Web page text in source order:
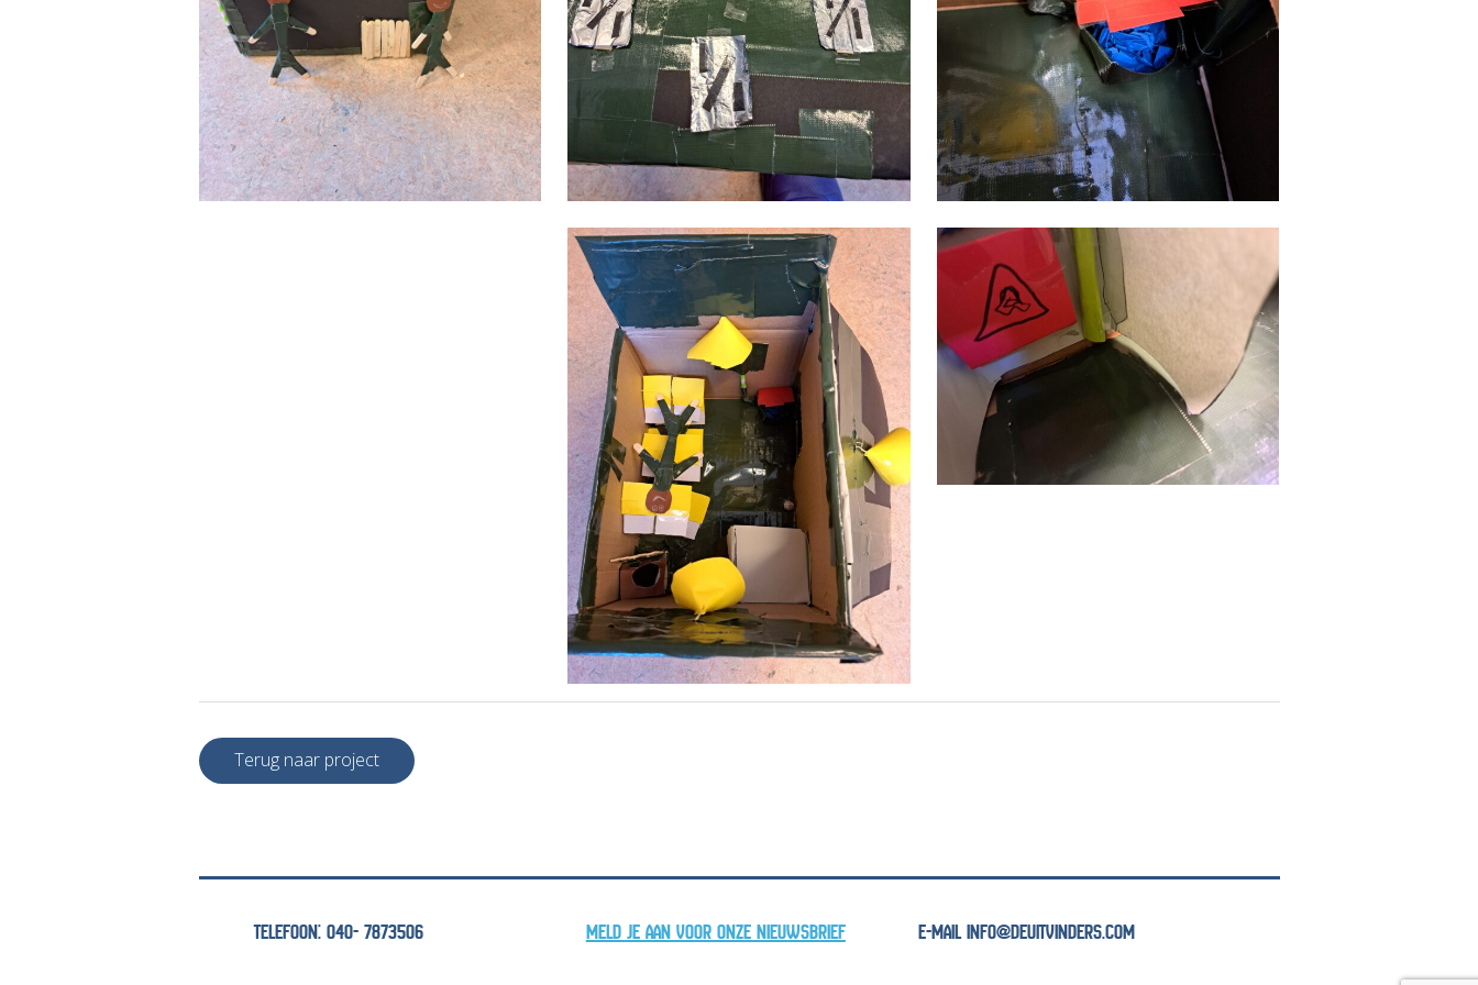
Terug naar project
TELEFOON: 040- 7873506 MELD JE AAN VOOR ONZE NIEUWSBRIEF E-MAIL INFO@DEUITVINDERS.COM